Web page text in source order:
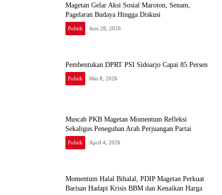
Magetan Gelar Aksi Sosial Maroton, Senam,
Pagelaran Budaya Hingga Diskusi
Politik Juni 28, 2026
Pembentukan DPRT PSI Sidoarjo Capai 85 Persen
Politik Mei 8, 2026
Muscab PKB Magetan Momentum Refleksi
Sekaligus Peneguhan Arah Perjuangan Partai
Politik April 4, 2026
Momentum Halal Bihalal, PDIP Magetan Perkuat
Barisan Hadapi Krisis BBM dan Kenaikan Harga